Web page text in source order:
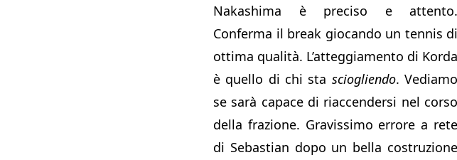
Nakashima è preciso e attento.
Conferma il break giocando un tennis di
ottima qualità. L’atteggiamento di Korda
è quello di chi sta sciogliendo. Vediamo
se sarà capace di riaccendersi nel corso
della frazione. Gravissimo errore a rete
di Sebastian dopo un bella costruzione